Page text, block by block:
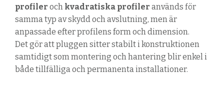
profiler och kvadratiska profiler används för
samma typ av skydd och avslutning, men är
anpassade efter profilens form och dimension.
Det gör att pluggen sitter stabilt i konstruktionen
samtidigt som montering och hantering blir enkel i
både tillfälliga och permanenta installationer.